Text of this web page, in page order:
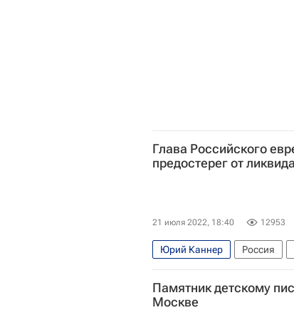
Глава Российского
предостерег от
21 июля 2022, 18:40 12953
Юрий Каннер Россия
В мире
Общество
Памятник детскому
Москве